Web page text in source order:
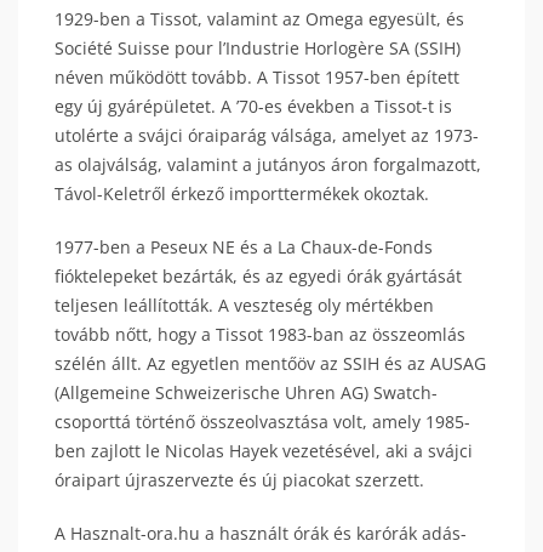
1929-ben a Tissot, valamint az Omega egyesült, és
Société Suisse pour l’Industrie Horlogère SA (SSIH)
néven működött tovább. A Tissot 1957-ben épített
egy új gyárépületet. A ’70-es években a Tissot-t is
utolérte a svájci óraiparág válsága, amelyet az 1973-
as olajválság, valamint a jutányos áron forgalmazott,
Távol-Keletről érkező importtermékek okoztak.
1977-ben a Peseux NE és a La Chaux-de-Fonds
fióktelepeket bezárták, és az egyedi órák gyártását
teljesen leállították. A veszteség oly mértékben
tovább nőtt, hogy a Tissot 1983-ban az összeomlás
szélén állt. Az egyetlen mentőöv az SSIH és az AUSAG
(Allgemeine Schweizerische Uhren AG) Swatch-
csoporttá történő összeolvasztása volt, amely 1985-
ben zajlott le Nicolas Hayek vezetésével, aki a svájci
óraipart újraszervezte és új piacokat szerzett.
A Hasznalt-ora.hu a használt órák és karórák adás-